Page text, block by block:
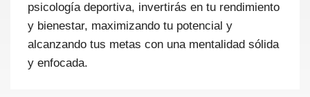
psicología deportiva, invertirás en tu rendimiento
y bienestar, maximizando tu potencial y
alcanzando tus metas con una mentalidad sólida
y enfocada.